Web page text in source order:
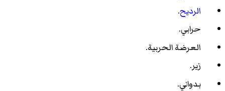
الرديح.
حرابي.
العرضة الحربية.
زير.
بدواني.